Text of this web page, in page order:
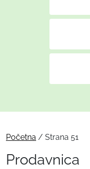
Početna / Strana 51
Prodavnica